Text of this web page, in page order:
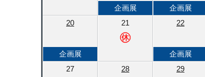
企画展 企画展
20
企画展
21 22
企画展
27
28 29